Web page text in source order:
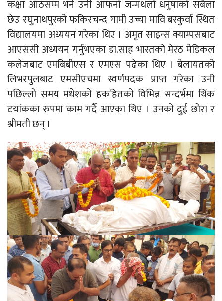
कक्षा आठसम्म भने उनी आफनो जन्मथलो धनुषाको सबैला
छेउ रघुनाथपुरको फकिरचन्द गामी उच्चा मावि बरकुर्वा स्थित
विद्यालयमा अध्ययन गरेका थिए । अमृत साइन्स क्याम्पसबाट
आएससी अध्ययन गर्नुभएका डा.साह भारतको मेरठ मेडिकल
कलेजबाट एमबिबीएस र एमएस पढेका थिए । बेलायतको
लिभरपुलबाट एमसीएचमा स्वर्णपदक प्राप्त गरेका उनी
पछिल्लो समय मधेशको हकहितको विभिन्न सन्दर्भमा थिंक
टयांकका रुपमा काम गर्दै आएका थिए । उनको दुई छोरा र
श्रीमती छन् ।